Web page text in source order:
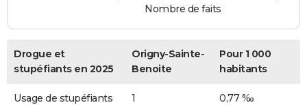
Nombre de faits
Drogue et
stupéfiants en 2025
Origny-Sainte-
Benoite
Pour 1 000
habitants
Usage de stupéfiants 1 0,77 ‰